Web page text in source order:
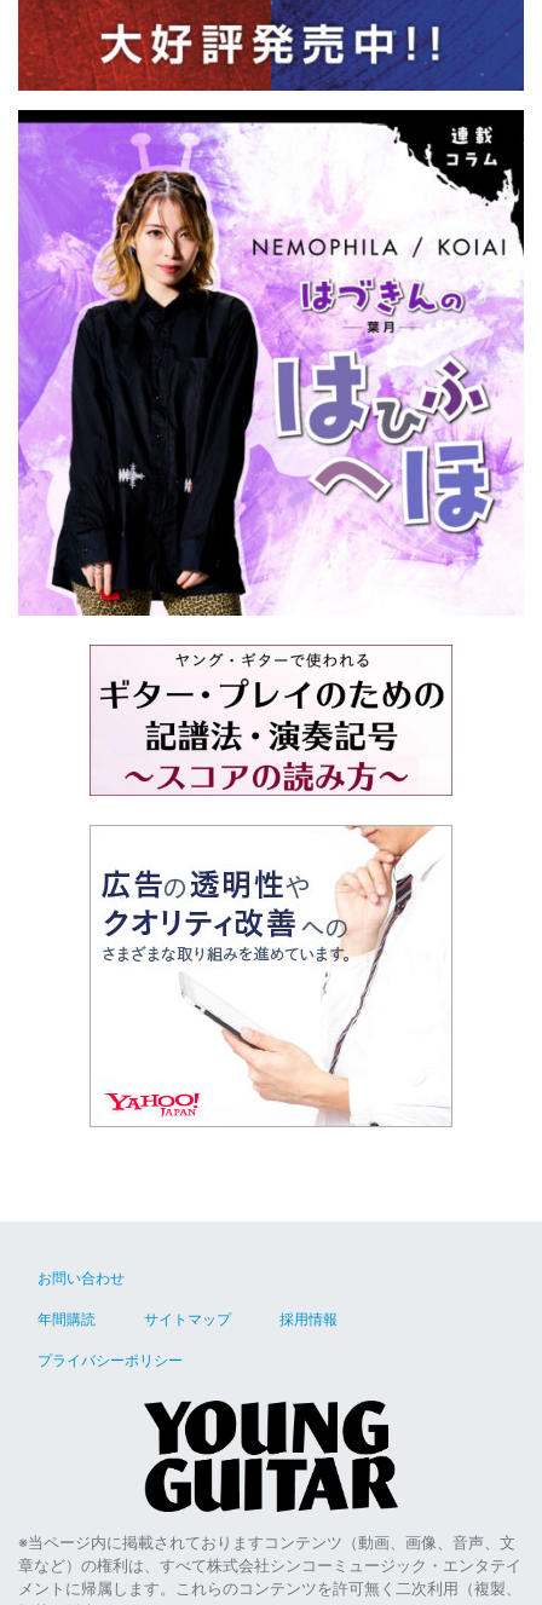
お問い合わせ
年間購読 サイトマップ 採用情報
プライバシーポリシー
※当ページ内に掲載されておりますコンテンツ（動画、画像、音声、文
章など）の権利は、すべて株式会社シンコーミュージック・エンタテイ
メントに帰属します。これらのコンテンツを許可無く二次利用（複製、